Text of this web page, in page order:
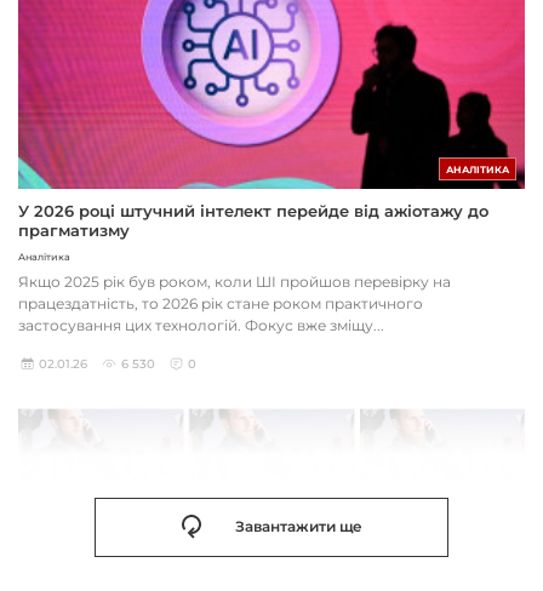
АНАЛІТИКА
У 2026 році штучний інтелект перейде від ажіотажу до
прагматизму
Аналітика
Якщо 2025 рік був роком, коли ШІ пройшов перевірку на
працездатність, то 2026 рік стане роком практичного
застосування цих технологій. Фокус вже зміщу...
02.01.26 6 530 0
Завантажити ще